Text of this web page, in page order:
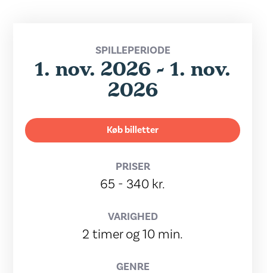
SPILLEPERIODE
1. nov. 2026 - 1. nov.
2026
Køb billetter
PRISER
65 - 340 kr.
VARIGHED
2 timer og 10 min.
GENRE